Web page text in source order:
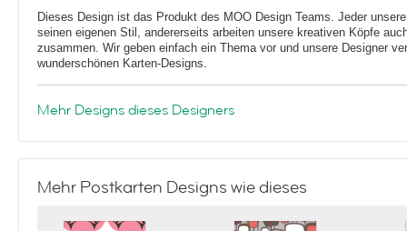
Dieses Design ist das Produkt des MOO Design Teams. Jeder
seinen eigenen Stil, andererseits arbeiten unsere kreativen Köpfe
zusammen. Wir geben einfach ein Thema vor und unsere Designer
wunderschönen Karten-Designs.
Mehr Designs dieses Designers
Mehr Postkarten Designs wie dieses